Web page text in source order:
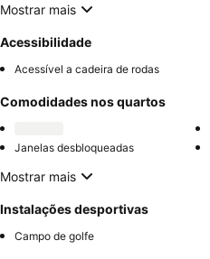
Mostrar mais
Acessibilidade
Acessível a cadeira de rodas
Comodidades nos quartos
Janelas desbloqueadas
Mostrar mais
Instalações desportivas
Campo de golfe